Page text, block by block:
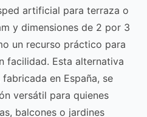
artificial para terraza o
y dimensiones de 2 por 3
un recurso práctico para
facilidad. Esta alternativa
en España, se
versátil para quienes
balcones o jardines